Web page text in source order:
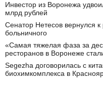
Инвестор из Воронежа
млрд рублей
Сенатор Нетесов вернулся
больничного
«Самая тяжелая фаза за
ресторанов в Воронеже
Segezha договорилась с
биохимкомплекса в